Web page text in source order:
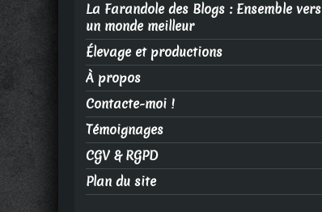
La Farandole des Blogs : Ensemble vers
un monde meilleur
Élevage et productions
À propos
Contacte-moi !
Témoignages
CGV & RGPD
Plan du site